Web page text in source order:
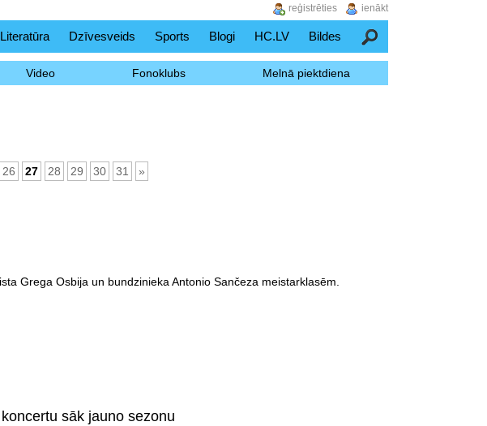
Literatūra Dzīvesveids Sports Blogi HC.LV Bildes Meklēšana
Video Fonoklubs Melnā piektdiena
26 27 28 29 30 31 »
Grega Osbija un bundzinieka Antonio Sančeza meistarklasēm.
sāk jauno sezonu
ienākt
reģistrēties